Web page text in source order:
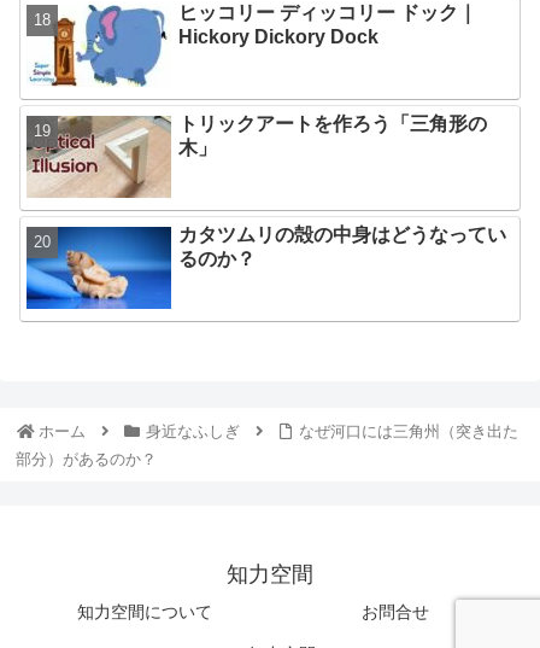
ヒッコリー ディッコリー ドック｜
Hickory Dickory Dock
トリックアートを作ろう「三角形の
木」
カタツムリの殻の中身はどうなってい
るのか？
ホーム 身近なふしぎ
なぜ河口には三角州（突き出た
部分）があるのか？
知力空間
知力空間について お問合せ